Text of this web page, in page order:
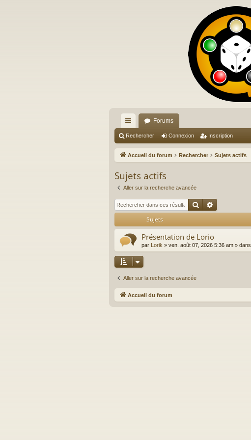
ac
co
ci
Forums
Rechercher Connexion Inscription
Accueil du forum Rechercher Sujets actifs
Sujets actifs
Aller sur la recherche avancée
Rechercher
Sujets
Présentation de Lorio
par Lorik » ven. août 07, 2026 5:36 am » dans
Aller sur la recherche avancée
Accueil du forum